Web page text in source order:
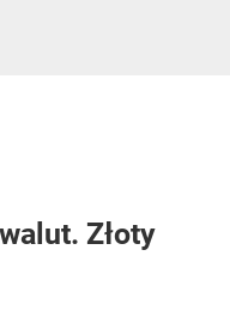
Złoty